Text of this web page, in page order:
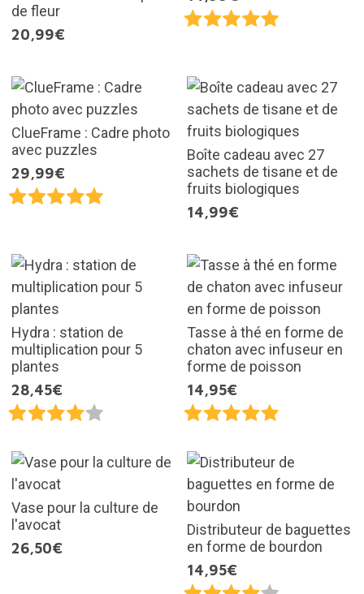
de fleur
20,99€
ClueFrame : Cadre photo
avec puzzles
29,99€
Boîte cadeau avec 27
sachets de tisane et de
fruits biologiques
14,99€
Hydra : station de
multiplication pour 5
plantes
28,45€
Tasse à thé en forme de
chaton avec infuseur en
forme de poisson
14,95€
Vase pour la culture de
l'avocat
26,50€
Distributeur de baguettes
en forme de bourdon
14,95€